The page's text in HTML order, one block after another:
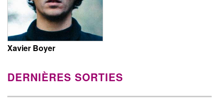
Xavier Boyer
DERNIÈRES SORTIES